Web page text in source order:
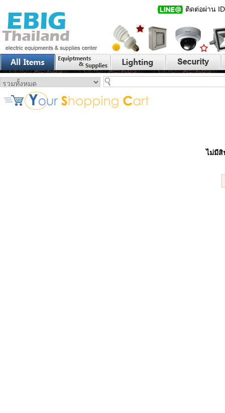
ติดต่อผ่าน
ไม่มี